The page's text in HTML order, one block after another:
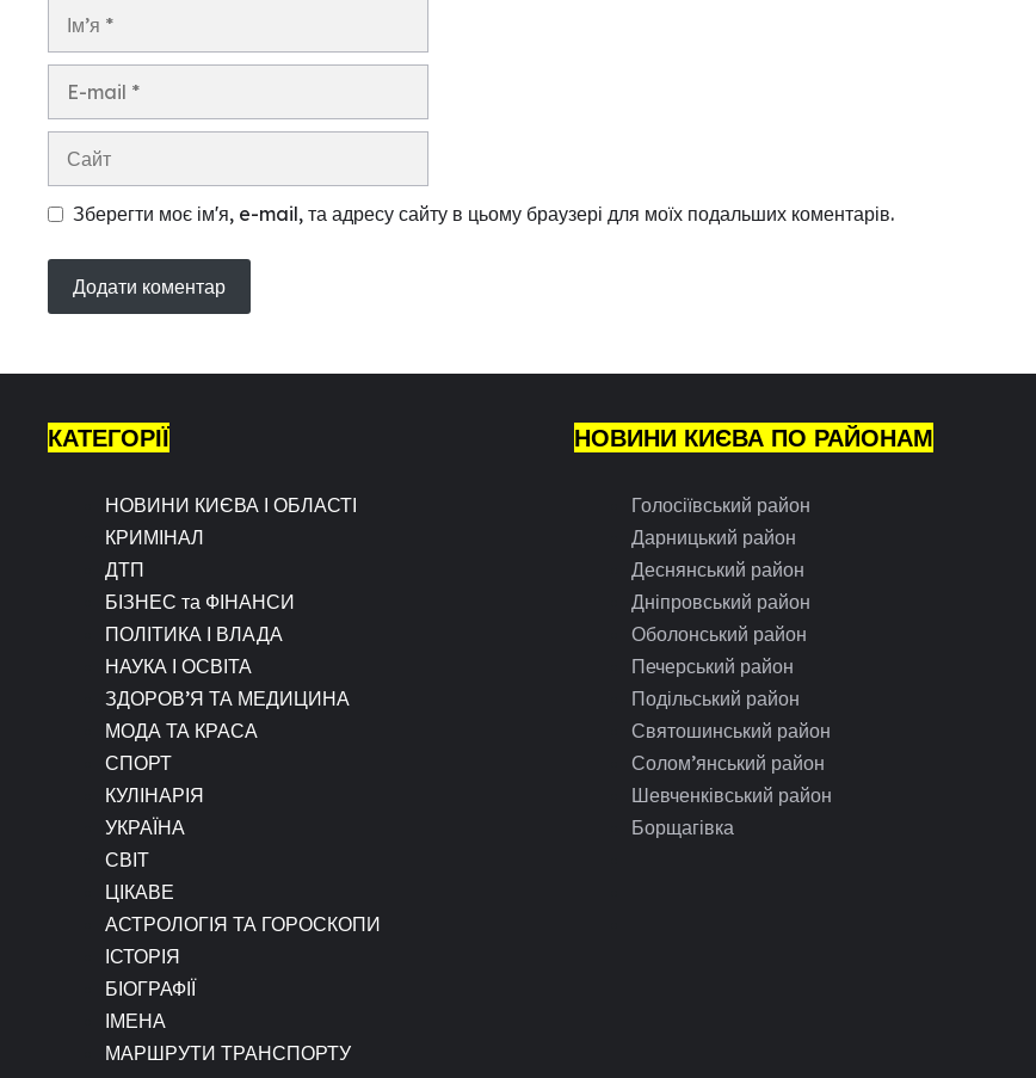
Зберегти моє ім'я, e-mail, та адресу сайту в цьому браузері для моїх подальших коментарів.
КАТЕГОРІЇ
НОВИНИ КИЄВА І ОБЛАСТІ
КРИМІНАЛ
ДТП
БІЗНЕС та ФІНАНСИ
ПОЛІТИКА І ВЛАДА
НАУКА І ОСВІТА
ЗДОРОВ’Я ТА МЕДИЦИНА
МОДА ТА КРАСА
СПОРТ
КУЛІНАРІЯ
УКРАЇНА
СВІТ
ЦІКАВЕ
АСТРОЛОГІЯ ТА ГОРОСКОПИ
ІСТОРІЯ
БІОГРАФІЇ
ІМЕНА
МАРШРУТИ ТРАНСПОРТУ
НОВИНИ КИЄВА ПО РАЙОНАМ
Голосіївський район
Дарницький район
Деснянський район
Дніпровський район
Оболонський район
Печерський район
Подільський район
Святошинський район
Солом’янський район
Шевченківський район
Борщагівка